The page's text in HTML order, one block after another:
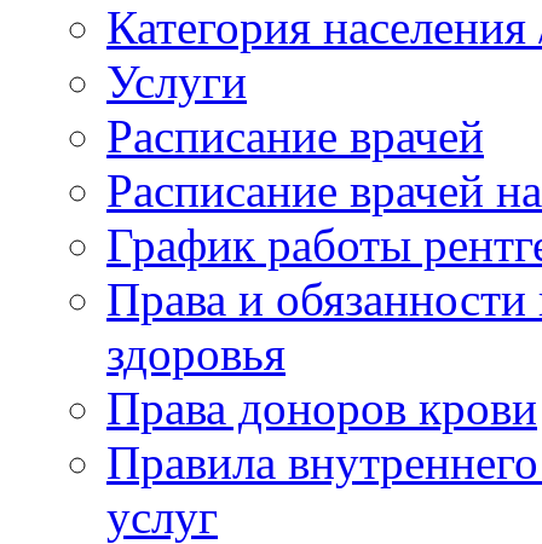
Категория
Услуги
Расписание врачей
Расписание врачей
График работы
Права и
здоровья
Права доноров крови
Правила
услуг